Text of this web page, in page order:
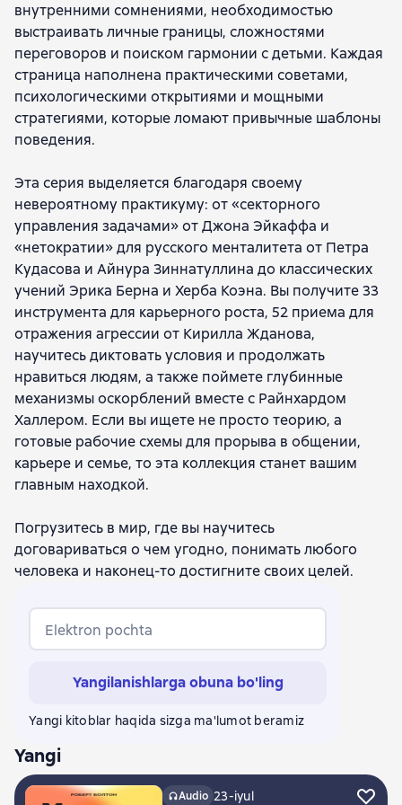
внутренними сомнениями, необходимостью
выстраивать личные границы, сложностями
переговоров и поиском гармонии с детьми. Каждая
страница наполнена практическими советами,
психологическими открытиями и мощными
стратегиями, которые ломают привычные шаблоны
поведения.
Эта серия выделяется благодаря своему
невероятному практикуму: от «секторного
управления задачами» от Джона Эйкаффа и
«нетократии» для русского менталитета от Петра
Кудасова и Айнура Зиннатуллина до классических
учений Эрика Берна и Херба Коэна. Вы получите 33
инструмента для карьерного роста, 52 приема для
отражения агрессии от Кирилла Жданова,
научитесь диктовать условия и продолжать
нравиться людям, а также поймете глубинные
механизмы оскорблений вместе с Райнхардом
Халлером. Если вы ищете не просто теорию, а
готовые рабочие схемы для прорыва в общении,
карьере и семье, то эта коллекция станет вашим
главным находкой.
Погрузитесь в мир, где вы научитесь
договариваться о чем угодно, понимать любого
человека и наконец-то достигните своих целей.
Elektron pochta
Yangilanishlarga obuna bo'ling
Yangi kitoblar haqida sizga ma'lumot beramiz
Yangi
Audio 23-iyul